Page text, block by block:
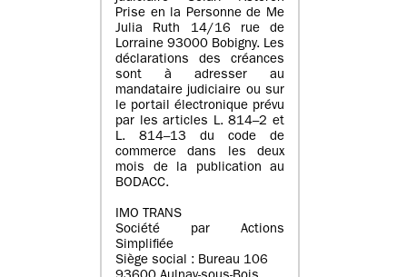
Prise en la Personne de Me
Julia Ruth 14/16 rue de
Lorraine 93000 Bobigny. Les
déclarations des créances
sont à adresser au
mandataire judiciaire ou sur
le portail électronique prévu
par les articles L. 814–2 et
L. 814–13 du code de
commerce dans les deux
mois de la publication au
BODACC.
IMO TRANS
Société par Actions
Simplifiée
Siège social : Bureau 106